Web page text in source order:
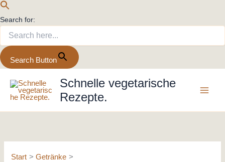
Search for:
Search Button
Inhalt
springen
Schnelle vegetarische
Rezepte.
Start
Getränke